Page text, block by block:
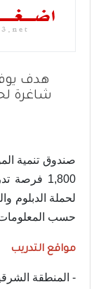
شاغرة
صندوق تنمية
1,800
لحملة الدبلوم
حسب المعلومات
مواقع التدريب
- المنطقة